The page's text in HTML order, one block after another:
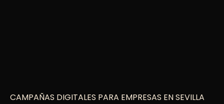
CAMPAÑAS DIGITALES PARA EMPRESAS EN SEVILLA